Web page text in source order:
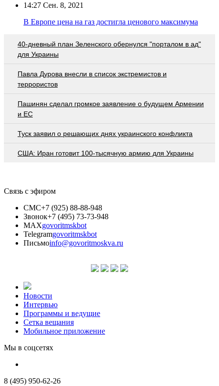
14:27 Сен. 8, 2021
В Европе цена на газ достигла ценового максимума
40-дневный план Зеленского обернулся "порталом в ад"
для Украины
Павла Дурова внесли в список экстремистов и
террористов
Пашинян сделал громкое заявление о будущем Армении
и ЕС
Туск заявил о решающих днях украинского конфликта
США: Иран готовит 100-тысячную армию для Украины
Связь с эфиром
СМС+7 (925) 88-88-948
Звонок+7 (495) 73-73-948
MAXgovoritmskbot
Telegramgovoritmskbot
Письмоinfo@govoritmoskva.ru
Новости
Интервью
Программы и ведущие
Сетка вещания
Мобильное приложение
Мы в соцсетях
8 (495) 950-62-26